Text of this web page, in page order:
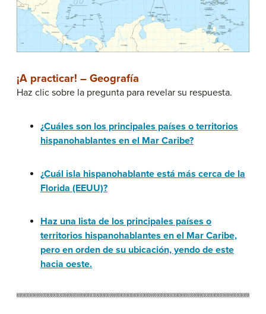
¡A practicar! – Geografía
Haz clic sobre la pregunta para revelar su respuesta.
¿Cuáles son los principales países o territorios
hispanohablantes en el Mar Caribe?
¿Cuál isla hispanohablante está más cerca de la
Florida (EEUU)?
Haz una lista de los principales países o
territorios hispanohablantes en el Mar Caribe,
pero en orden de su ubicación, yendo de este
hacia oeste.